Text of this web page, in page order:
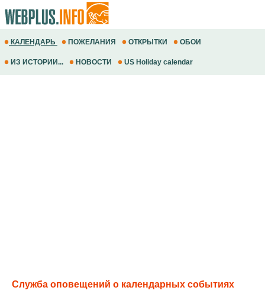
КАЛЕНДАРЬ ПОЖЕЛАНИЯ ОТКРЫТКИ ОБОИ
ИЗ ИСТОРИИ... НОВОСТИ US Holiday calendar
Служба оповещений о календарных событиях